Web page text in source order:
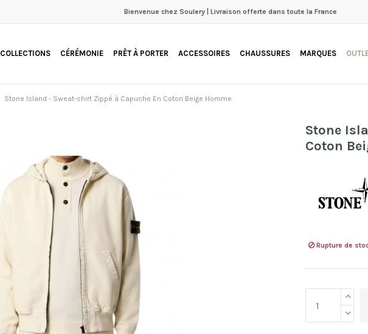
Bienvenue chez Soulery | Livraison offerte dans toute la France
COLLECTIONS CÉRÉMONIE PRÊT À PORTER ACCESSOIRES CHAUSSURES MARQUES
Stone Island - Sweat-shirt Zippé à Capuche En Coton Beige Homme
Stone
Coton
Rupture de